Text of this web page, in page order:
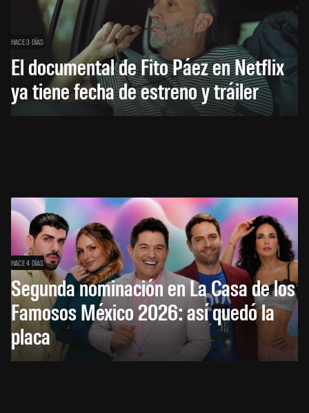
HACE 3 DÍAS
El documental de Fito Páez en Netflix
ya tiene fecha de estreno y tráiler
HACE 4 DÍAS
Segunda nominación en La Casa de los
Famosos México 2026: así quedó la
placa